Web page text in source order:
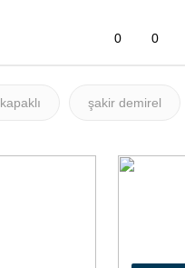
0 0
kapaklı şakir demirel